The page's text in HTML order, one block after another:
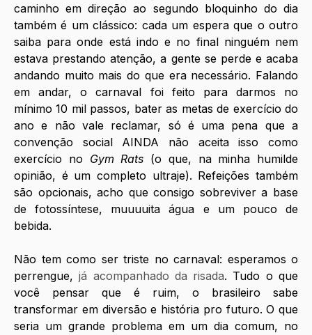
caminho em direção ao segundo bloquinho do dia
também é um clássico: cada um espera que o outro
saiba para onde está indo e no final ninguém nem
estava prestando atenção, a gente se perde e acaba
andando muito mais do que era necessário. Falando
em andar, o carnaval foi feito para darmos no
mínimo 10 mil passos, bater as metas de exercício do
ano e não vale reclamar, só é uma pena que a
convenção social AINDA não aceita isso como
exercício no Gym Rats (o que, na minha humilde
opinião, é um completo ultraje). Refeições também
são opcionais, acho que consigo sobreviver a base
de fotossíntese, muuuuita água e um pouco de
bebida.
Não tem como ser triste no carnaval: esperamos o
perrengue, já acompanhado da risada. Tudo o que
você pensar que é ruim, o brasileiro sabe
transformar em diversão e história pro futuro. O que
seria um grande problema em um dia comum, no